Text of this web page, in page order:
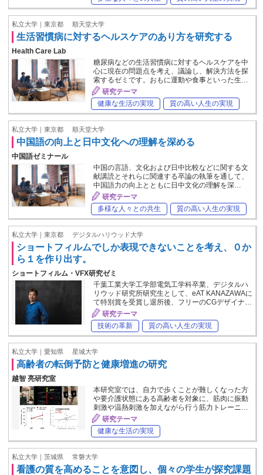
私立大学｜東京都 順天堂大学
生活習慣病に対するヘルスケアのあり方を研究する
Health Care Lab
糖尿病などの生活習慣病に対するヘルスケアを中
心に現在の問題点を考え、議論し、解決方法を探
索するゼミです。おもに運動や食事といった生…
研究テーマ
健康な生活の実現
質の高い人生の実現
私立大学｜東京都 順天堂大学
中国語の向上と日中文化への理解を深める
中国語ゼミナール
中国の言語、文化および日中比較などに関する文
献講読とそれらに関連する卒論の執筆を通して、
中国語力の向上とともに日中文化の理解を深…
研究テーマ
多様な人々との共生
質の高い人生の実現
私立大学｜東京都 デジタルハリウッド大学
ショートフィルムでしか表現できないことを考え、０か
ら１を作り出す。
ショートフィルム・VFX研究ゼミ
千葉工業大学工学部電気工学科卒業、デジタルハ
リウッド研究所研究生として、eAT KANAZAWAに
て特別賞を受賞し退所後、フリーのCGデザイナ…
研究テーマ
技術の革新
質の高い人生の実現
私立大学｜愛知県 星城大学
高齢者の転倒予防と健康増進の研究
越智 亮研究室
本研究室では、自力で歩くことが難しくなった方
や要介護状態にある高齢者を対象に、筋肉に振動
刺激や温熱刺激を加えながら行う筋力トレーニ…
研究テーマ
健康な生活の実現
私立大学｜茨城県 常磐大学
看護の質を高めることを意図し、個々の学生が探究課題